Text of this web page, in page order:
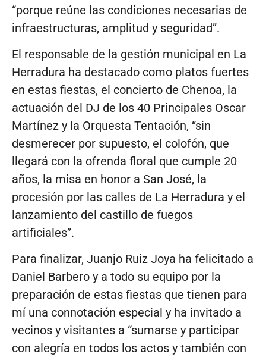
“porque reúne las condiciones necesarias de
infraestructuras, amplitud y seguridad”.
El responsable de la gestión municipal en La
Herradura ha destacado como platos fuertes
en estas fiestas, el concierto de Chenoa, la
actuación del DJ de los 40 Principales Oscar
Martínez y la Orquesta Tentación, “sin
desmerecer por supuesto, el colofón, que
llegará con la ofrenda floral que cumple 20
años, la misa en honor a San José, la
procesión por las calles de La Herradura y el
lanzamiento del castillo de fuegos
artificiales”.
Para finalizar, Juanjo Ruiz Joya ha felicitado a
Daniel Barbero y a todo su equipo por la
preparación de estas fiestas que tienen para
mí una connotación especial y ha invitado a
vecinos y visitantes a “sumarse y participar
con alegría en todos los actos y también con